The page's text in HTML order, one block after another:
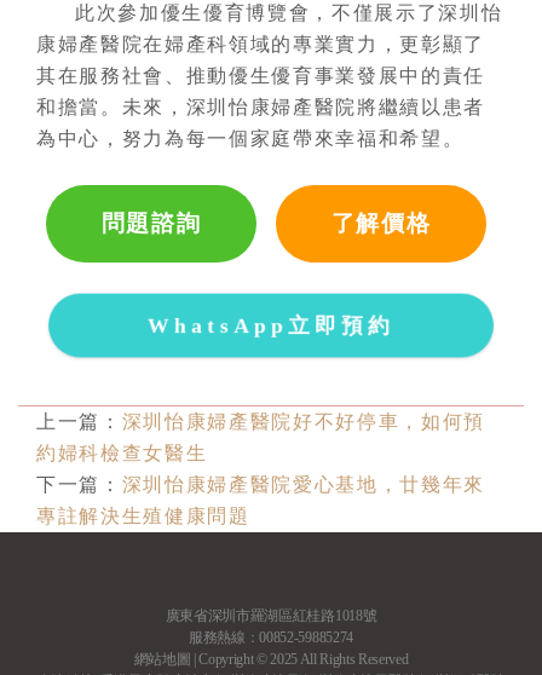
此次參加優生優育博覽會，不僅展示了深圳怡
康婦產醫院在婦產科領域的專業實力，更彰顯了
其在服務社會、推動優生優育事業發展中的責任
和擔當。未來，深圳怡康婦產醫院將繼續以患者
為中心，努力為每一個家庭帶來幸福和希望。
問題諮詢 了解價格
WhatsApp立即預約
上一篇： 深圳怡康婦產醫院好不好停車，如何預
約婦科檢查女醫生
下一篇： 深圳怡康婦產醫院愛心基地，廿幾年來
專註解決生殖健康問題
廣東省深圳市羅湖區紅桂路1018號
服務熱線：00852-59885274
網站地圖 | Copyright © 2025 All Rights Reserved